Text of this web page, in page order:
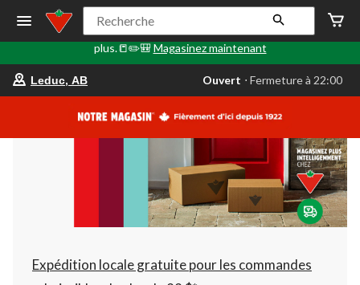
🎒✏️📒Le Retour en classe commence ici. Faites le plein de
fournitures scolaires, d'articles technologiques, de sacs à dos et
plus.📒✏️🎒 Magasinez maintenant
votre
est
AB,
Ouvert,
Fermeture
à
22:00
changer
Leduc, AB Ouvert ⋅ Fermeture à 22:00
Recherche
Expédition locale gratuite pour les commandes